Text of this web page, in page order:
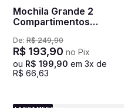
Mochila Grande 2
Compartimentos
Impact - Preto
De: R$ 249,90
R$ 193,90 no Pix
ou R$ 199 90 em 3x de
R$ 66 63